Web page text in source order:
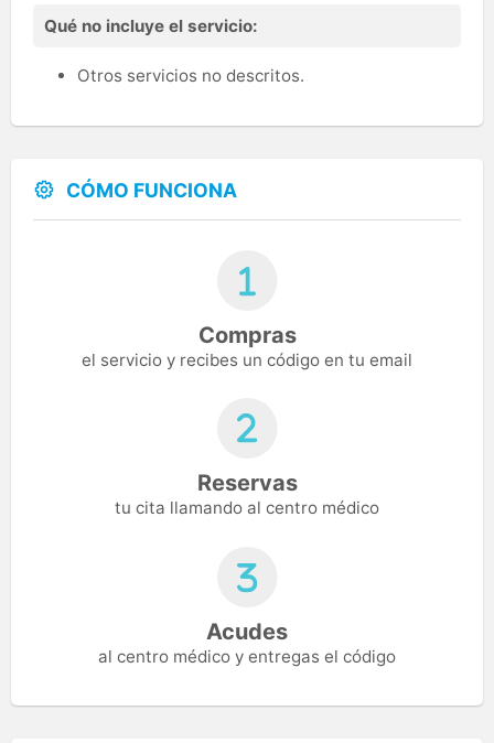
Qué no incluye el servicio:
Otros servicios no descritos.
CÓMO FUNCIONA
Compras
el servicio y recibes un código en tu email
Reservas
tu cita llamando al centro médico
Acudes
al centro médico y entregas el código